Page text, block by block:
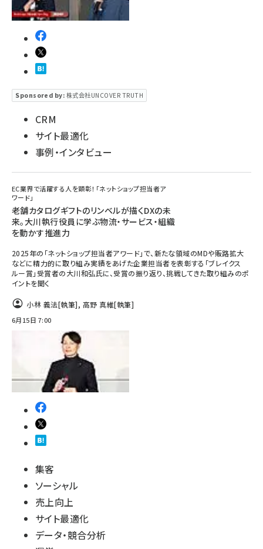
Sponsored by: 株式会社UNCOVER TRUTH
CRM
サイト最適化
事例・インタビュー
EC業界で活躍する人を顕彰！「ネットショップ担当者ア
ワード」
老舗カタログギフトのリンベルが描くDXの未
来。大川執行役員に学ぶ物流・サービス・組織
を動かす推進力
2025年の「ネットショップ担当者アワード」で、新たな領域のMDや販路拡大
などに精力的に取り組み実績をあげた企業担当者を表彰する「ブレイクス
ルー賞」受賞者の大川和弘氏に、受賞の振り返り、挑戦してきた取り組みのポ
イントを聞く
小林 義法[執筆], 高野 真維[執筆]
6月15日 7:00
集客
ソーシャル
売上向上
サイト最適化
データ・競合分析